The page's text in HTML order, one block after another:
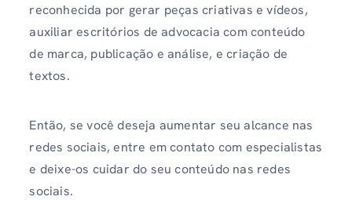
reconhecida por gerar peças criativas e vídeos,
auxiliar escritórios de advocacia com conteúdo
de marca, publicação e análise, e criação de
textos.
Então, se você deseja aumentar seu alcance nas
redes sociais, entre em contato com especialistas
e deixe-os cuidar do seu conteúdo nas redes
sociais.